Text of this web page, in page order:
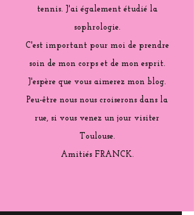
tennis. J'ai également étudié la
sophrologie.
C'est important pour moi de prendre
soin de mon corps et de mon esprit.
J'espère que vous aimerez mon blog.
Peu-être nous nous croiserons dans la
rue, si vous venez un jour visiter
Toulouse.
Amitiés FRANCK.